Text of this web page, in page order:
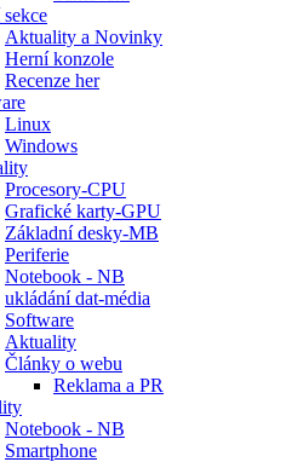
Aktuality a Novinky
Herní konzole
Recenze her
Linux
Windows
Procesory-CPU
Grafické karty-GPU
Základní desky-MB
Periferie
Notebook - NB
ukládání dat-média
Software
Aktuality
Články o webu
Reklama a PR
Notebook - NB
Smartphone